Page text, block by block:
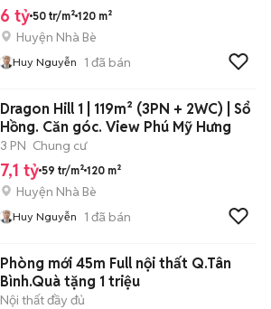
6 tỷ 50 tr/m² 120 m²
Huyện Nhà Bè
Huy Nguyễn 1 đã bán
Dragon Hill 1 | 119m² (3PN + 2WC) | Sổ
Hồng. Căn góc. View Phú Mỹ Hưng
3 PN Chung cư
7,1 tỷ 59 tr/m² 120 m²
Huyện Nhà Bè
Huy Nguyễn 1 đã bán
Phòng mới 45m Full nội thất Q.Tân
Bình.Quà tặng 1 triệu
Nội thất đầy đủ